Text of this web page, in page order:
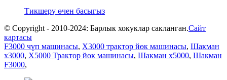
Тикшерү өчен басыгыз
© Copyright - 2010-2024: Барлык хокуклар сакланган.Сайт
картасы
F3000 чүп машинасы, X3000 трактор йөк машинасы, Шакман
x3000, X5000 Трактор йөк машинасы, Шакман x5000, Шакман
F3000,